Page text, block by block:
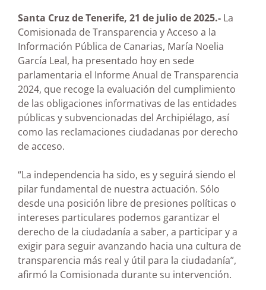
Santa Cruz de Tenerife, 21 de julio de 2025.- La
Comisionada de Transparencia y Acceso a la
Información Pública de Canarias, María Noelia
García Leal, ha presentado hoy en sede
parlamentaria el Informe Anual de Transparencia
2024, que recoge la evaluación del cumplimiento
de las obligaciones informativas de las entidades
públicas y subvencionadas del Archipiélago, así
como las reclamaciones ciudadanas por derecho
de acceso.
“La independencia ha sido, es y seguirá siendo el
pilar fundamental de nuestra actuación. Sólo
desde una posición libre de presiones políticas o
intereses particulares podemos garantizar el
derecho de la ciudadanía a saber, a participar y a
exigir para seguir avanzando hacia una cultura de
transparencia más real y útil para la ciudadanía”,
afirmó la Comisionada durante su intervención.